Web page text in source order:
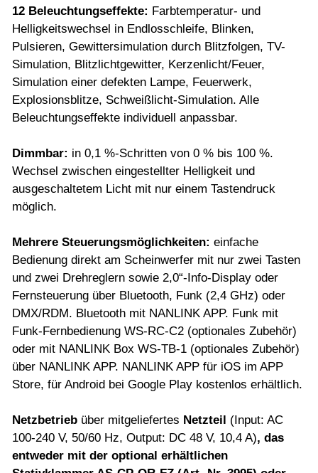
12 Beleuchtungseffekte: Farbtemperatur- und
Helligkeitswechsel in Endlosschleife, Blinken,
Pulsieren, Gewittersimulation durch Blitzfolgen, TV-
Simulation, Blitzlichtgewitter, Kerzenlicht/Feuer,
Simulation einer defekten Lampe, Feuerwerk,
Explosionsblitze, Schweißlicht-Simulation. Alle
Beleuchtungseffekte individuell anpassbar.
Dimmbar: in 0,1 %-Schritten von 0 % bis 100 %.
Wechsel zwischen eingestellter Helligkeit und
ausgeschaltetem Licht mit nur einem Tastendruck
möglich.
Mehrere Steuerungsmöglichkeiten: einfache
Bedienung direkt am Scheinwerfer mit nur zwei Tasten
und zwei Drehreglern sowie 2,0“-Info-Display oder
Fernsteuerung über Bluetooth, Funk (2,4 GHz) oder
DMX/RDM. Bluetooth mit NANLINK APP. Funk mit
Funk-Fernbedienung WS-RC-C2 (optionales Zubehör)
oder mit NANLINK Box WS-TB-1 (optionales Zubehör)
über NANLINK APP. NANLINK APP für iOS im APP
Store, für Android bei Google Play kostenlos erhältlich.
Netzbetrieb über mitgeliefertes Netzteil (Input: AC
100-240 V, 50/60 Hz, Output: DC 48 V, 10,4 A), das
entweder mit der optional erhältlichen